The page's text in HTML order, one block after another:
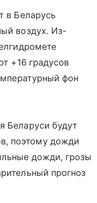
в Беларусь
воздух. Из-
+16 градусов
фон
Беларуси будут
поэтому дожди
дожди, грозы
прогноз